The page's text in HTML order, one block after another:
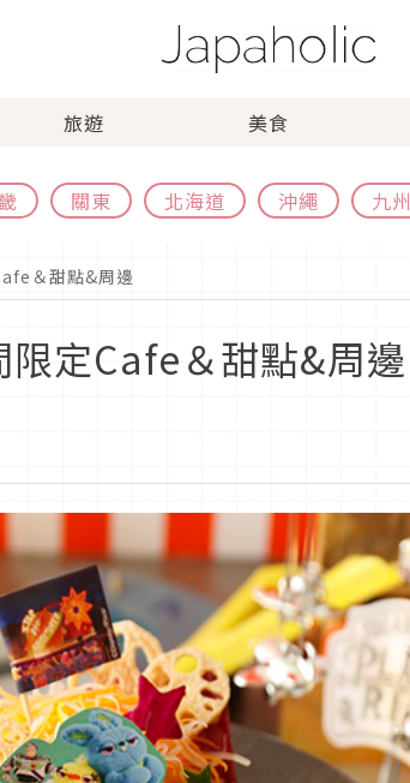
旅遊 美食
關東 北海道 沖繩 九州
＆甜點&周邊
定Cafe＆甜點&周邊